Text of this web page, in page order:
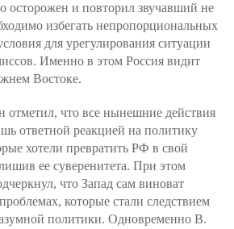
осторожен и повторил звучавший не
избегать непропорциональных
для урегулирования ситуации
Именно в этом Россия видит
Востоке.
что все нынешние действия
ответной реакцией на политику
хотели превратить РФ в свой
ее суверенитета. При этом
что Запад сам виноват
которые стали следствием
политики. Одновременно В.